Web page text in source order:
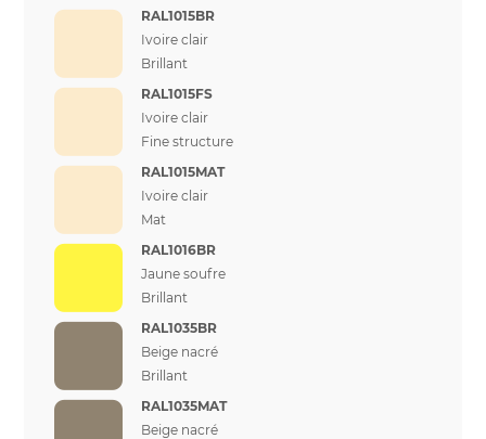
RAL1015BR
Ivoire clair
Brillant
RAL1015FS
Ivoire clair
Fine structure
RAL1015MAT
Ivoire clair
Mat
RAL1016BR
Jaune soufre
Brillant
RAL1035BR
Beige nacré
Brillant
RAL1035MAT
Beige nacré